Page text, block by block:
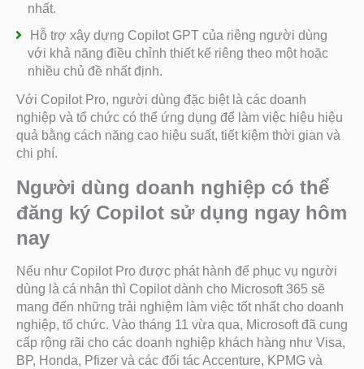
nhất.
Hỗ trợ xây dựng Copilot GPT của riêng người dùng
với khả năng điều chỉnh thiết kế riêng theo một hoặc
nhiều chủ đề nhất định.
Với Copilot Pro, người dùng đặc biệt là các doanh
nghiệp và tổ chức có thể ứng dụng để làm việc hiệu hiệu
quả bằng cách năng cao hiệu suất, tiết kiệm thời gian và
chi phí.
Người dùng doanh nghiệp có thể
đăng ký Copilot sử dụng ngay hôm
nay
Nếu như Copilot Pro được phát hành để phục vụ người
dùng là cá nhân thì Copilot dành cho Microsoft 365 sẽ
mang đến những trải nghiệm làm việc tốt nhất cho doanh
nghiệp, tổ chức. Vào tháng 11 vừa qua, Microsoft đã cung
cấp rộng rãi cho các doanh nghiệp khách hàng như Visa,
BP, Honda, Pfizer và các đối tác Accenture, KPMG và